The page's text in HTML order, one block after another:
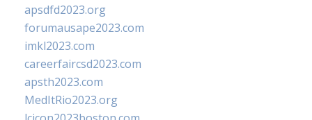
apsdfd2023.org
forumausape2023.com
imkl2023.com
careerfaircsd2023.com
apsth2023.com
MedItRio2023.org